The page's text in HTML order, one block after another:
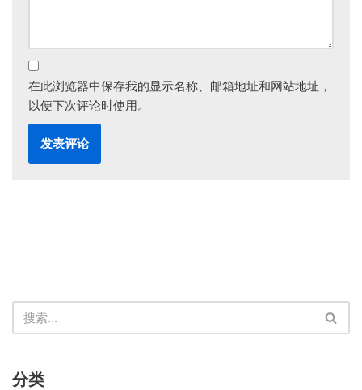
在此浏览器中保存我的显示名称、邮箱地址和网站地址，
以便下次评论时使用。
分类